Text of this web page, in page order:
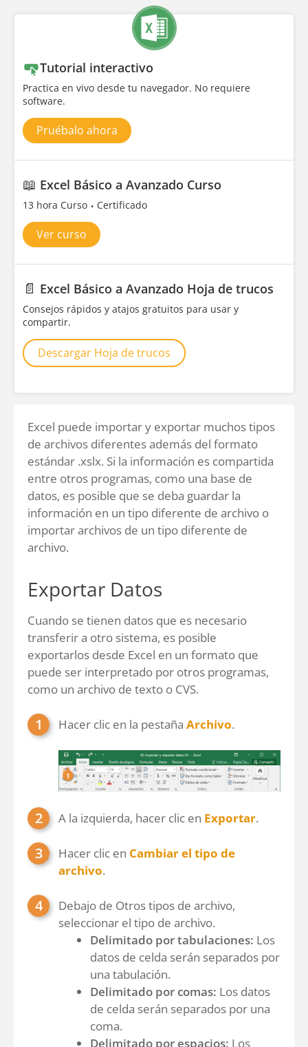
Tutorial interactivo
Practica en vivo desde tu navegador. No requiere
software.
Pruébalo ahora
📖 Excel Básico a Avanzado Curso
13 hora Curso Certificado
Ver curso
📄 Excel Básico a Avanzado Hoja de trucos
Consejos rápidos y atajos gratuitos para usar y
compartir.
Descargar Hoja de trucos
Excel puede importar y exportar muchos tipos
de archivos diferentes además del formato
estándar .xslx. Si la información es compartida
entre otros programas, como una base de
datos, es posible que se deba guardar la
información en un tipo diferente de archivo o
importar archivos de un tipo diferente de
archivo.
Exportar Datos
Cuando se tienen datos que es necesario
transferir a otro sistema, es posible
exportarlos desde Excel en un formato que
puede ser interpretado por otros programas,
como un archivo de texto o CVS.
Hacer clic en la pestaña Archivo.
A la izquierda, hacer clic en Exportar.
Hacer clic en Cambiar el tipo de
archivo.
Debajo de Otros tipos de archivo,
seleccionar el tipo de archivo.
Delimitado por tabulaciones: Los
datos de celda serán separados por
una tabulación.
Delimitado por comas: Los datos
de celda serán separados por una
coma.
Delimitado por espacios: Los